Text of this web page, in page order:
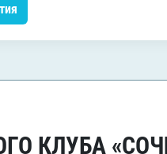
КЛУБА